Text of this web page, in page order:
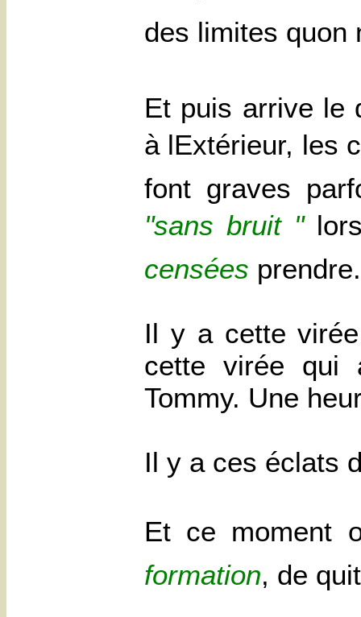
des limites quon
Et puis arrive
à lExtérieur,
font graves
"sans bruit "
censées prendre.
Il y a cette
cette virée qui
Tommy. Une
Il y a ces éclats
Et ce moment
formation, de